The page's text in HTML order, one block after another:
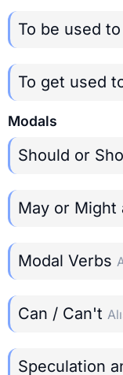
To be used to
To get used
Modals
Should or
May or Might
Modal Verbs
Can / Can't
Speculation